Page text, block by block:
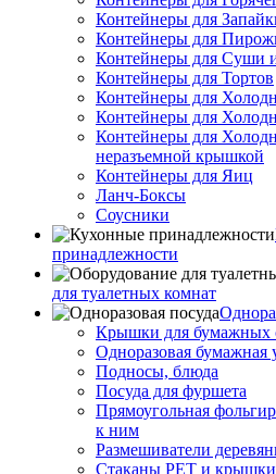
Контейнеры для
Контейнеры для
Контейнеры для Суши
Контейнеры для Тортов
Контейнеры для
Контейнеры для
Контейнеры для
неразъемной крышкой
Контейнеры для Яиц
Ланч-Боксы
Соусники
принадлежности
для туалетных комнат
Крышки для бумажных
Одноразовая бумажная
Подносы, блюда
Посуда для фуршета
Прямоугольная
к ним
Размешиватели
Стаканы PET и